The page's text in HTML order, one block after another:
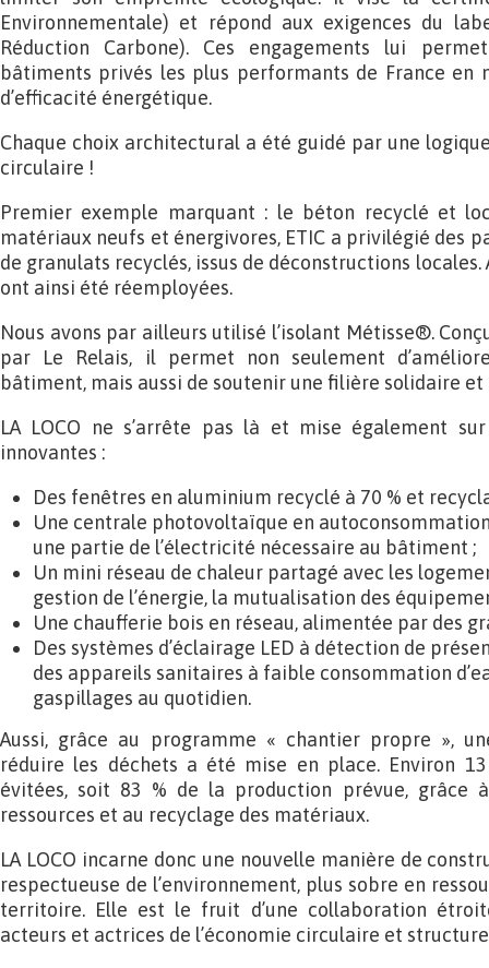
Environnementale) et répond aux exigences du
Réduction Carbone). Ces engagements lui
bâtiments privés les plus performants de France en
d’efficacité énergétique.
Chaque choix architectural a été guidé par une
circulaire !
Premier exemple marquant : le béton recyclé et
matériaux neufs et énergivores, ETIC a privilégié des
de granulats recyclés, issus de déconstructions
ont ainsi été réemployées.
Nous avons par ailleurs utilisé l’isolant Métisse®.
par Le Relais, il permet non seulement
bâtiment, mais aussi de soutenir une filière solidaire et
LA LOCO ne s’arrête pas là et mise également
innovantes :
Des fenêtres en aluminium recyclé à 70 % et
Une centrale photovoltaïque en
une partie de l’électricité nécessaire au bâtiment ;
Un mini réseau de chaleur partagé avec les
gestion de l’énergie, la mutualisation des
Une chaufferie bois en réseau, alimentée par des
Des systèmes d’éclairage LED à détection de
des appareils sanitaires à faible consommation
gaspillages au quotidien.
Aussi, grâce au programme « chantier propre »,
réduire les déchets a été mise en place. Environ
évitées, soit 83 % de la production prévue, grâce
ressources et au recyclage des matériaux.
LA LOCO incarne donc une nouvelle manière de
respectueuse de l’environnement, plus sobre en
territoire. Elle est le fruit d’une collaboration
acteurs et actrices de l’économie circulaire et